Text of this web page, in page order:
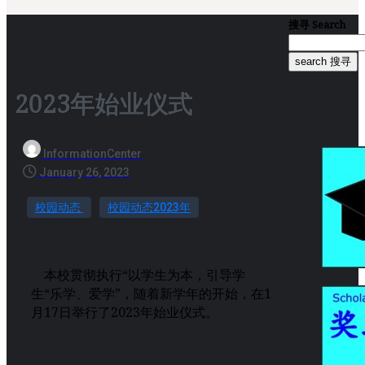
2023年始业仪式
InformationCenter
January 26, 2023
校园动态 校园动态2023年
本校贯彻执行“以学生为本，引导学
生“乐学、爱学”，随着新学年的开始，在1
月17日举行了2023年始业仪式。
搜寻 Search
search 搜寻